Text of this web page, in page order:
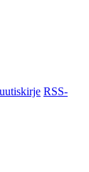
RSS-